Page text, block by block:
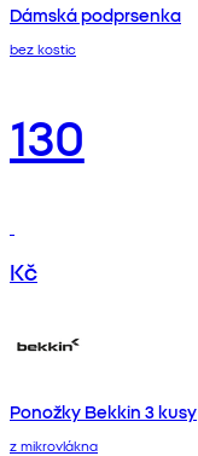
Dámská podprsenka
bez kostic
130
Kč
Ponožky Bekkin 3 kusy
z mikrovlákna